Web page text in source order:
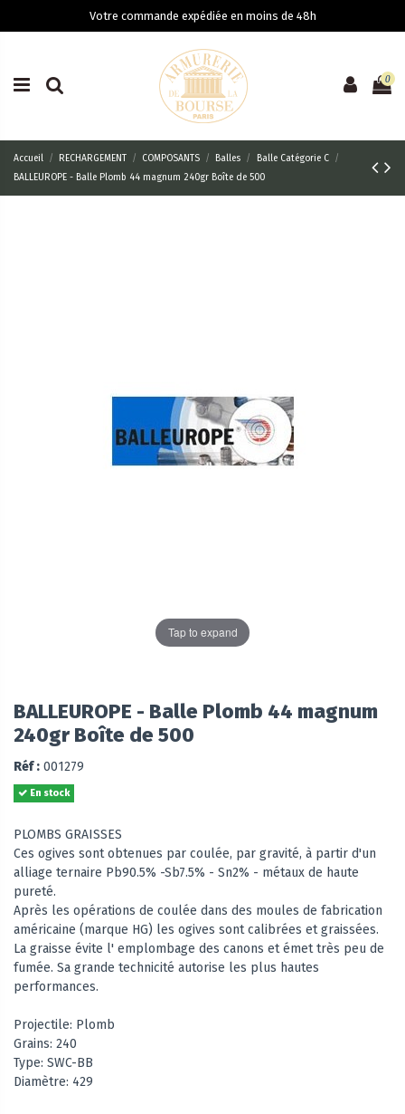
Votre commande expédiée en moins de 48h
0
Accueil RECHARGEMENT COMPOSANTS Balles
Balle Catégorie C
BALLEUROPE - Balle Plomb 44 magnum 240gr Boîte de 500
Tap to expand
BALLEUROPE - Balle Plomb 44 magnum
240gr Boîte de 500
Réf : 001279
En stock
PLOMBS GRAISSES
Ces ogives sont obtenues par coulée, par gravité, à partir d'un
alliage ternaire Pb90.5% -Sb7.5% - Sn2% - métaux de haute
pureté.
Après les opérations de coulée dans des moules de fabrication
américaine (marque HG) les ogives sont calibrées et graissées.
La graisse évite l' emplombage des canons et émet très peu de
fumée. Sa grande technicité autorise les plus hautes
performances.
Projectile: Plomb
Grains: 240
Type: SWC-BB
Diamètre: 429